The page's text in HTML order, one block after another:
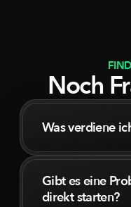
Noch
Was verdiene
Gibt es eine
direkt starten?